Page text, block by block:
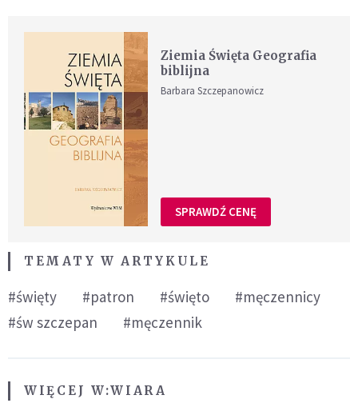
Ziemia Święta Geografia
biblijna
Barbara Szczepanowicz
SPRAWDŹ CENĘ
TEMATY W ARTYKULE
#święty #patron #święto
#męczennicy
#św szczepan
#męczennik
WIĘCEJ W:WIARA